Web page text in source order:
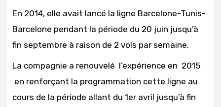
En 2014, elle avait lancé la ligne Barcelone-Tunis-
Barcelone pendant la période du 20 juin jusqu’à
fin septembre à raison de 2 vols par semaine.
La compagnie a renouvelé l’expérience en 2015
en renforçant la programmation cette ligne au
cours de la période allant du 1er avril jusqu’à fin